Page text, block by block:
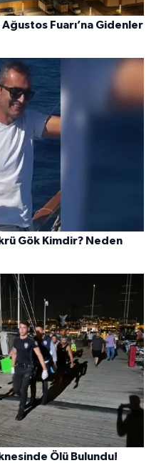
Fuarı’na Gidenler
Gök Kimdir? Neden
Ölü Bulundu!